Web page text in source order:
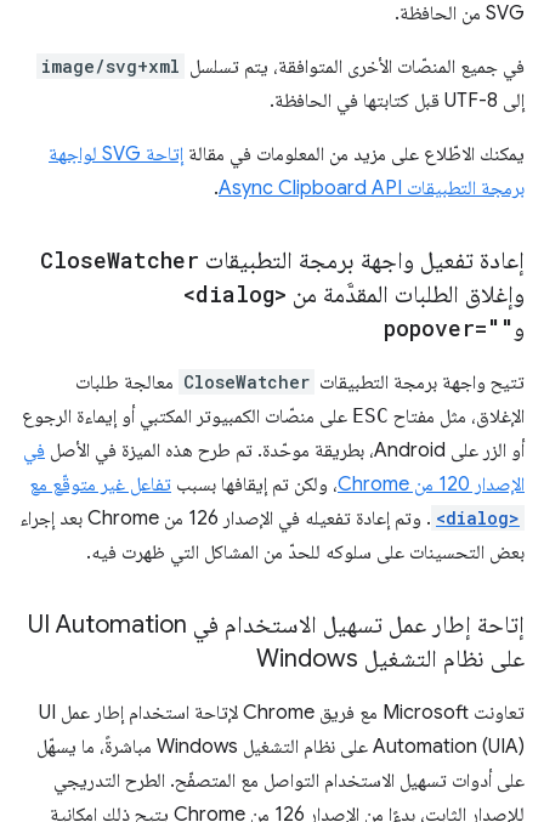
SVG من الحافظة.
في جميع المنصّات الأخرى المتوافقة، يتم تسلسل image/svg+xml
إلى UTF-8 قبل كتابتها في الحافظة.
يمكنك الاطّلاع على مزيد من المعلومات في مقالة
إتاحة SVG لواجهة
برمجة التطبيقات Async Clipboard API
.
إعادة تفعيل واجهة برمجة التطبيقات CloseWatcher
وإغلاق الطلبات المقدَّمة من <dialog>
و popover=""
تتيح واجهة برمجة التطبيقات CloseWatcher معالجة طلبات
الإغلاق، مثل مفتاح ESC على منصّات الكمبيوتر المكتبي أو إيماءة الرجوع
أو الزر على Android، بطريقة موحّدة. تم طرح هذه الميزة في الأصل
في
الإصدار 120 من Chrome
، ولكن تم إيقافها بسبب تفاعل غير متوقّع مع
<dialog>
. وتم إعادة تفعيله في الإصدار 126 من Chrome بعد إجراء
بعض التحسينات على سلوكه للحدّ من المشاكل التي ظهرت فيه.
إتاحة إطار عمل تسهيل الاستخدام في UI Automation
على نظام التشغيل Windows
تعاونت Microsoft مع فريق Chrome لإتاحة استخدام إطار عمل UI
Automation (UIA) على نظام التشغيل Windows مباشرةً، ما يسهّل
على أدوات تسهيل الاستخدام التواصل مع المتصفّح. الطرح التدريجي
للإصدار الثابت، بدءًا من الإصدار 126 من Chrome يتيح ذلك إمكانية